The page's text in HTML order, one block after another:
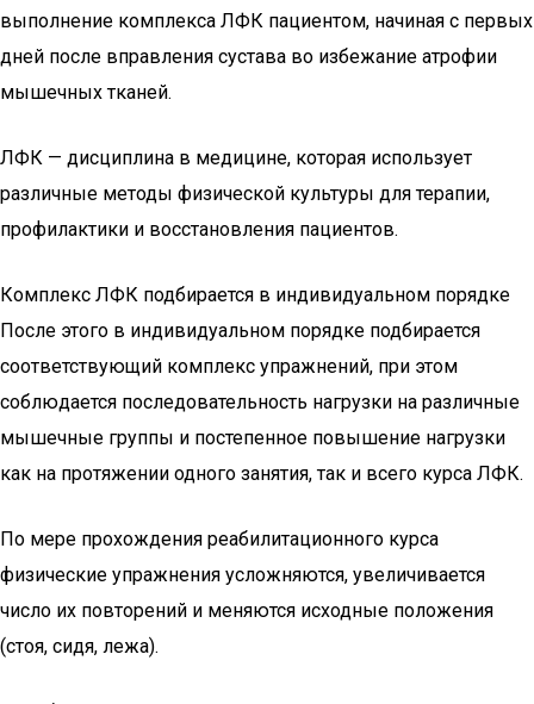
выполнение комплекса ЛФК пациентом, начиная с первых
дней после вправления сустава во избежание атрофии
мышечных тканей.
ЛФК — дисциплина в медицине, которая использует
различные методы физической культуры для терапии,
профилактики и восстановления пациентов.
Комплекс ЛФК подбирается в индивидуальном порядке
После этого в индивидуальном порядке подбирается
соответствующий комплекс упражнений, при этом
соблюдается последовательность нагрузки на различные
мышечные группы и постепенное повышение нагрузки
как на протяжении одного занятия, так и всего курса ЛФК.
По мере прохождения реабилитационного курса
физические упражнения усложняются, увеличивается
число их повторений и меняются исходные положения
(стоя, сидя, лежа).